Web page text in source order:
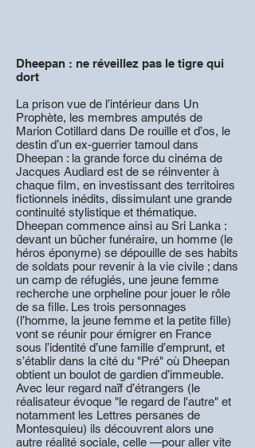
Dheepan : ne réveillez pas le tigre qui
dort
La prison vue de l’intérieur dans Un
Prophète, les membres amputés de
Marion Cotillard dans De rouille et d’os, le
destin d’un ex-guerrier tamoul dans
Dheepan : la grande force du cinéma de
Jacques Audiard est de se réinventer à
chaque film, en investissant des territoires
fictionnels inédits, dissimulant une grande
continuité stylistique et thématique.
Dheepan commence ainsi au Sri Lanka :
devant un bûcher funéraire, un homme (le
héros éponyme) se dépouille de ses habits
de soldats pour revenir à la vie civile ; dans
un camp de réfugiés, une jeune femme
recherche une orpheline pour jouer le rôle
de sa fille. Les trois personnages
(l’homme, la jeune femme et la petite fille)
vont se réunir pour émigrer en France
sous l’identité d’une famille d’emprunt, et
s’établir dans la cité du "Pré" où Dheepan
obtient un boulot de gardien d’immeuble.
Avec leur regard naïf d’étrangers (le
réalisateur évoque "le regard de l'autre" et
notamment les Lettres persanes de
Montesquieu) ils découvrent alors une
autre réalité sociale, celle —pour aller vite